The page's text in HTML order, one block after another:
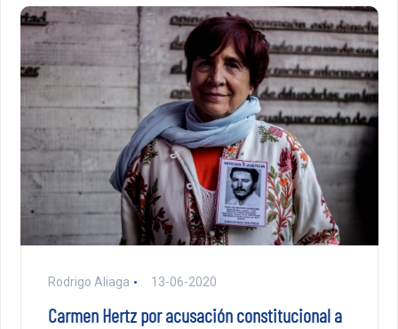
Rodrigo Aliaga 13-06-2020
Carmen Hertz por acusación constitucional a